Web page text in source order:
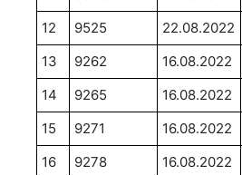
12
9525 22.08.2022
13
9262 16.08.2022
14
9265 16.08.2022
15
9271 16.08.2022
16
9278 16.08.2022